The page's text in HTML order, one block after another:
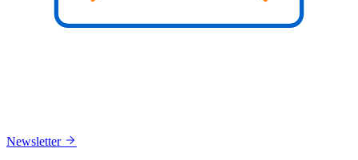
Newsletter